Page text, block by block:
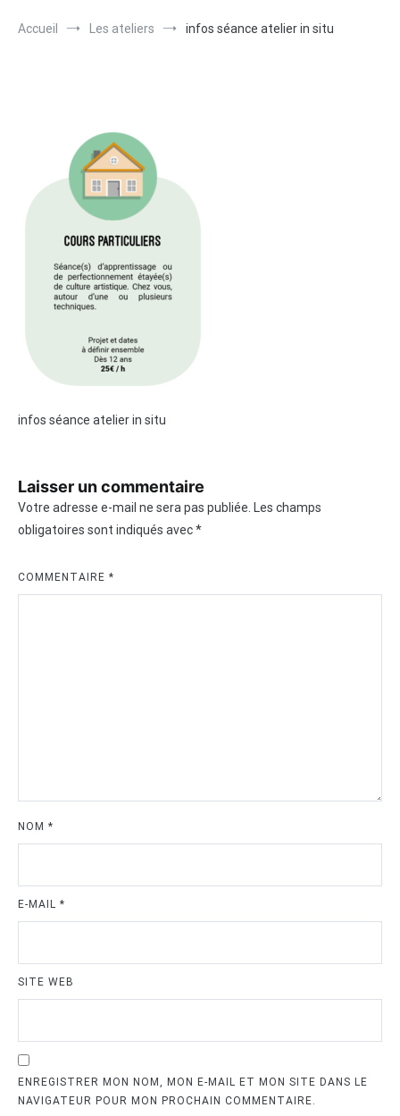
Accueil Les ateliers infos séance atelier in situ
infos séance atelier in situ
Laisser un commentaire
Votre adresse e-mail ne sera pas publiée. Les champs
obligatoires sont indiqués avec*
COMMENTAIRE *
NOM *
E-MAIL *
SITE WEB
ENREGISTRER MON NOM, MON E-MAIL ET MON SITE DANS LE
NAVIGATEUR POUR MON PROCHAIN COMMENTAIRE.